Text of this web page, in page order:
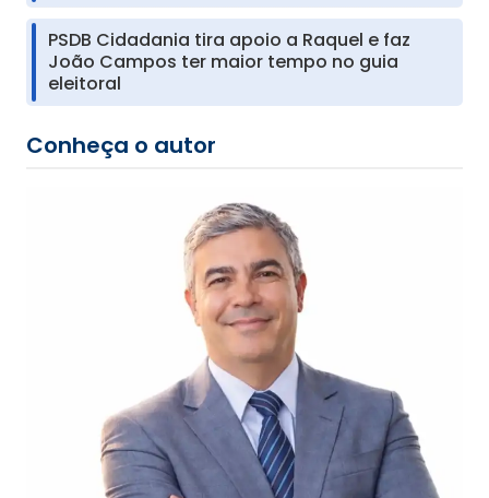
PSDB Cidadania tira apoio a Raquel e faz
João Campos ter maior tempo no guia
eleitoral
Conheça o autor